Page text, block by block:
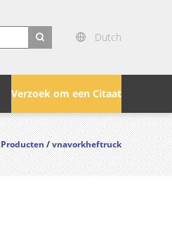
Dutch
Verzoek om een Citaat
Producten/vnavorkheftruck